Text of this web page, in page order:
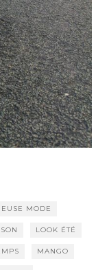
MODE
LOOK ÉTÉ
MANGO